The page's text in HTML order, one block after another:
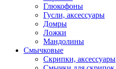
Глюкофоны
Гусли, аксессуары
Домры
Ложки
Мандолины
Смычковые
Скрипки, аксессуары